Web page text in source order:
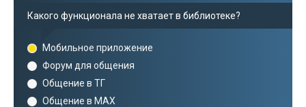
Какого функционала не хватает в библиотеке?
Мобильное приложение
Форум для общения
Общение в ТГ
Общение в MAX